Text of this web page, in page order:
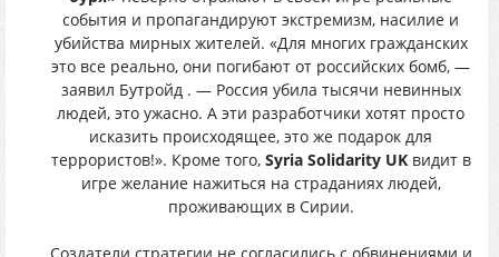
события и пропагандируют экстремизм, насилие и
убийства мирных жителей. «Для многих гражданских
это все реально, они погибают от российских бомб, —
заявил Бутройд . — Россия убила тысячи невинных
людей, это ужасно. А эти разработчики хотят просто
исказить происходящее, это же подарок для
террористов!». Кроме того, Syria Solidarity UKвидит в
игре желание нажиться на страданиях людей,
проживающих в Сирии.